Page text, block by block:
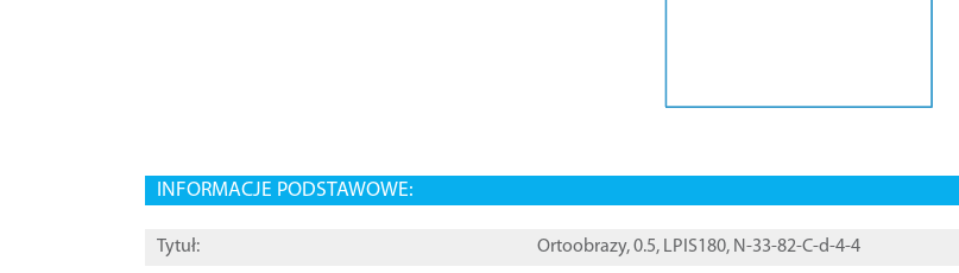
INFORMACJE PODSTAWOWE:
Tytuł:
Ortoobrazy, 0.5, LPIS180, N-33-82-C-d-4-4